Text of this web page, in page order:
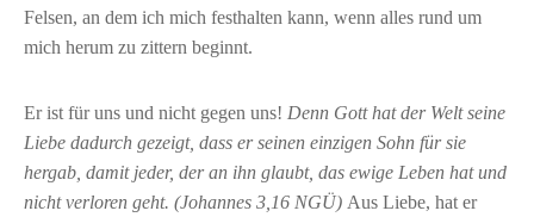
Felsen, an dem ich mich festhalten kann, wenn alles rund um
mich herum zu zittern beginnt.
Er ist für uns und nicht gegen uns! Denn Gott hat der Welt seine
Liebe dadurch gezeigt, dass er seinen einzigen Sohn für sie
hergab, damit jeder, der an ihn glaubt, das ewige Leben hat und
nicht verloren geht. (Johannes 3,16 NGÜ) Aus Liebe, hat er